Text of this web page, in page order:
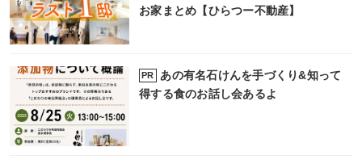
お家まとめ【ひらつー不動産】
PR
あの有名石けんを手づくり&知って
得する食のお話し会あるよ